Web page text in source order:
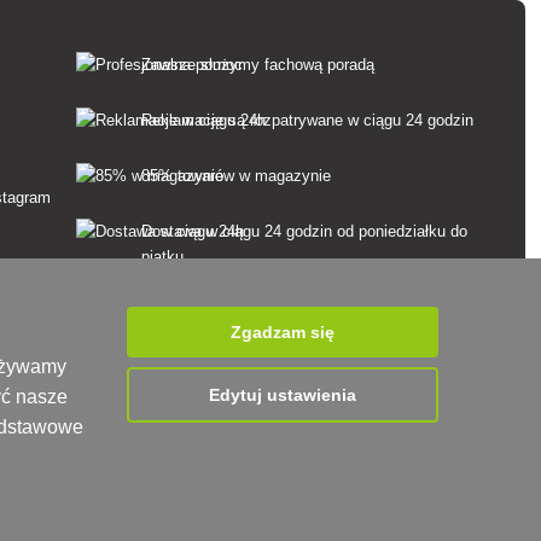
Zawsze służymy fachową poradą
Reklamacje są rozpatrywane w ciągu 24 godzin
85% towarów w magazynie
Dostawa w ciągu 24 godzin od poniedziałku do
piątku
nasze
Zgadzam się
Edytuj ustawienia